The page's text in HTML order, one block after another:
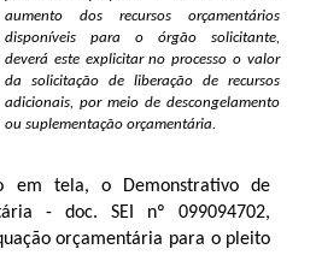
aumento dos recursos orçamentários
disponíveis para o órgão solicitante,
deverá este explicitar no processo o valor
da solicitação de liberação de recursos
adicionais, por meio de descongelamento
ou suplementação orçamentária.
em tela, o Demonstrativo de
- doc. SEI nº099094702,
orçamentária para o pleito